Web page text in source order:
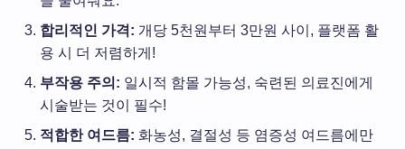
합리적인 가격: 개당 5천원부터 3만원 사이, 플랫폼 활
용 시 더 저렴하게!
부작용 주의: 일시적 함몰 가능성, 숙련된 의료진에게
시술받는 것이 필수!
적합한 여드름: 화농성, 결절성 등 염증성 여드름에만